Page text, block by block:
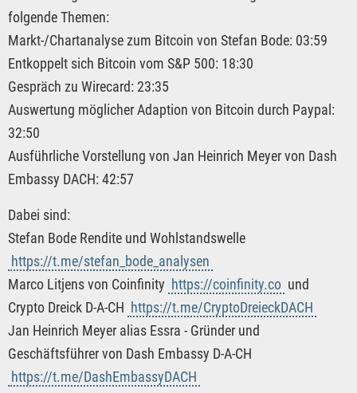
folgende Themen:
Markt-/Chartanalyse zum Bitcoin von Stefan Bode: 03:59
Entkoppelt sich Bitcoin vom S&P 500: 18:30
Gespräch zu Wirecard: 23:35
Auswertung möglicher Adaption von Bitcoin durch Paypal:
32:50
Ausführliche Vorstellung von Jan Heinrich Meyer von Dash
Embassy DACH: 42:57
Dabei sind:
Stefan Bode Rendite und Wohlstandswelle
https://t.me/stefan_bode_analysen
Marco Litjens von Coinfinity https://coinfinity.co und
Crypto Dreick D-A-CH https://t.me/CryptoDreieckDACH
Jan Heinrich Meyer alias Essra - Gründer und
Geschäftsführer von Dash Embassy D-A-CH
https://t.me/DashEmbassyDACH